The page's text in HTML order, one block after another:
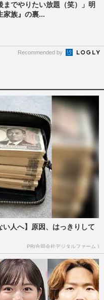
までやりたい放題（笑）」明
家族』の裏...
Recommended by
い人へ】原因、はっきりして
PR(合同会社デジタルファーム )